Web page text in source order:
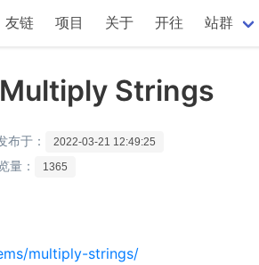
友链 项目 关于 开往 站群
Strings
布于： 2022-03-21 12:49:25
量： 1365
multiply-strings/